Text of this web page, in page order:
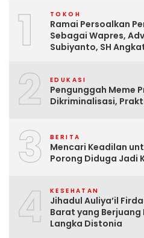
1 TOKOH
Ramai Persoalkan
Sebagai Wapres,
Subiyanto, SH
2 EDUKASI
Pengunggah Meme
Dikriminalisasi,
3 BERITA
Mencari Keadilan
Porong Diduga Jadi
4 KESEHATAN
Jihadul Auliya’il
Barat yang
Langka Distonia